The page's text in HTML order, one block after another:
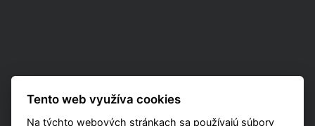
Tento web využíva cookies
Na týchto webových stránkach sa používajú súbory